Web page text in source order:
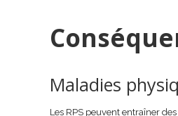
Maladies
Les RPS peuvent entraîner